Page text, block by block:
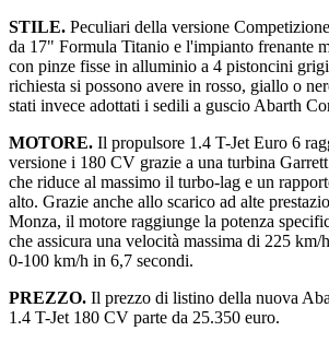
STILE. Peculiari della versione
da 17" Formula Titanio e l'impianto frenante
con pinze fisse in alluminio a 4 pistoncini
richiesta si possono avere in rosso, giallo o
stati invece adottati i sedili a guscio Abarth
MOTORE. Il propulsore 1.4 T-Jet Euro 6
versione i 180 CV grazie a una turbina
che riduce al massimo il turbo-lag e un
alto. Grazie anche allo scarico ad alte
Monza, il motore raggiunge la potenza
che assicura una velocità massima di 225 km/
0-100 km/h in 6,7 secondi.
PREZZO. Il prezzo di listino della nuova
1.4 T-Jet 180 CV parte da 25.350 euro.